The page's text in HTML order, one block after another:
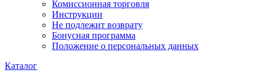
Комиссионная торговля
Инструкции
Не подлежит возврату
Бонусная программа
Положение о персональных данных
Каталог